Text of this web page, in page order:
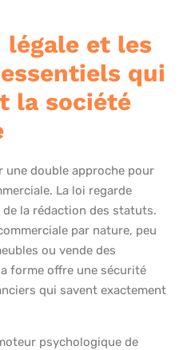
et les
qui
la société
une double approche pour
La loi regarde
la rédaction des statuts.
par nature, peu
ou vende des
forme offre une sécurité
qui savent exactement
psychologique de